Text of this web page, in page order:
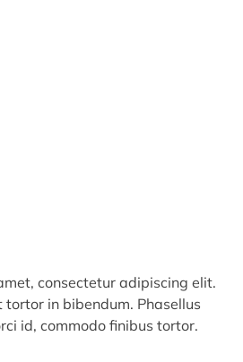
consectetur adipiscing elit.
in bibendum. Phasellus
id, commodo finibus tortor.